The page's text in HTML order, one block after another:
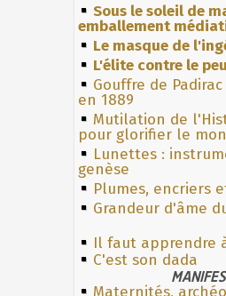
Sous le soleil de
emballement
Le masque de
L'élite contre le
Gouffre de
en 1889
Mutilation de
pour glorifier le
Lunettes :
genèse
Plumes, encriers
Grandeur d'âme
Il faut apprendre
C'est son dada
Maternités,